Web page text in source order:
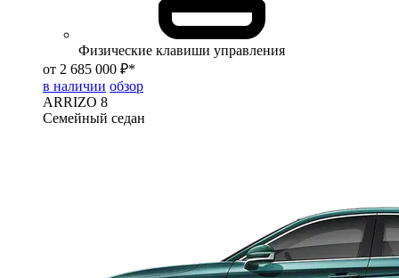
Физические клавиши управления
от 2 685 000 ₽*
в наличии обзор
ARRIZO 8
Семейный седан